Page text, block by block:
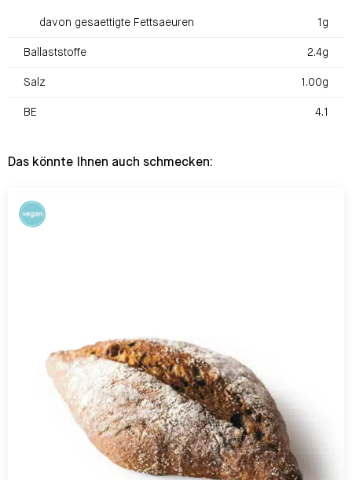
davon gesaettigte Fettsaeuren 1g
Ballaststoffe 2.4g
Salz 1.00g
BE 4.1
Das könnte Ihnen auch schmecken: